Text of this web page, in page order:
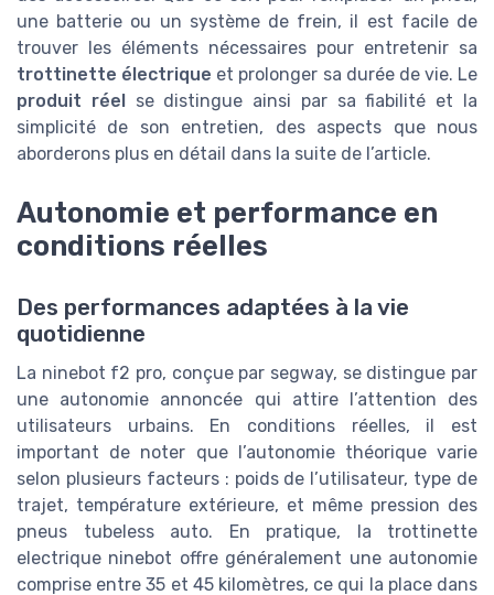
une batterie ou un système de frein, il est facile de
trouver les éléments nécessaires pour entretenir sa
trottinette électrique et prolonger sa durée de vie. Le
produit réelse distingue ainsi par sa fiabilité et la
simplicité de son entretien, des aspects que nous
aborderons plus en détail dans la suite de l’article.
Autonomie et performance en
conditions réelles
Des performances adaptées à la vie
quotidienne
La ninebot f2 pro, conçue par segway, se distingue par
une autonomie annoncée qui attire l’attention des
utilisateurs urbains. En conditions réelles, il est
important de noter que l’autonomie théorique varie
selon plusieurs facteurs : poids de l’utilisateur, type de
trajet, température extérieure, et même pression des
pneus tubeless auto. En pratique, la trottinette
electrique ninebot offre généralement une autonomie
comprise entre 35 et 45 kilomètres, ce qui la place dans